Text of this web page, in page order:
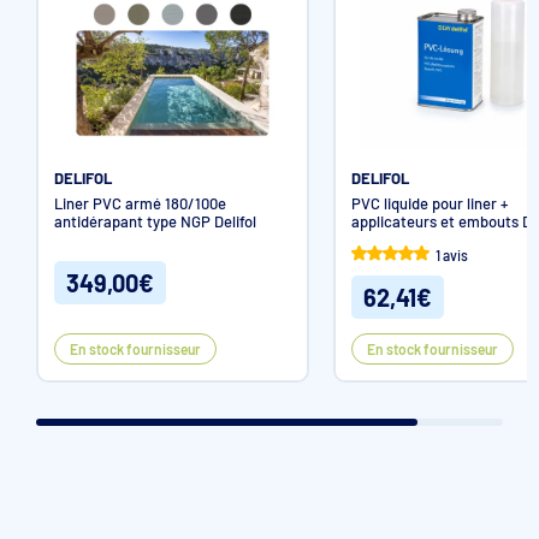
DELIFOL
Liner PVC armé 180/100e
antidérapant type NGP Delifol
349,00€
En stock fournisseur
DELIFOL
PVC liquide pour liner +
applicateurs et embouts
1 avis
62,41€
En stock fournisseur